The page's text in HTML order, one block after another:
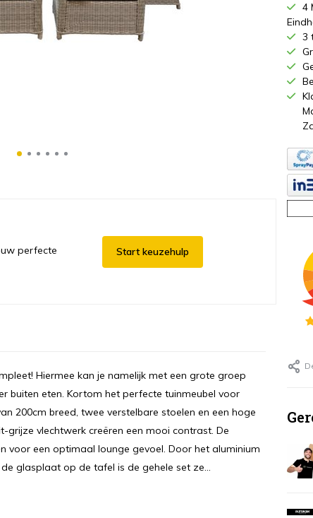
perfecte
Start keuzehulp
Hiermee kan je namelijk met een grote groep
buiten eten. Kortom het perfecte tuinmeubel voor
200cm breed, twee verstelbare stoelen en een hoge
vlechtwerk creëren een mooi contrast. De
voor een optimaal lounge gevoel. Door het aluminium
glasplaat op de tafel is de gehele set ze...
4
3